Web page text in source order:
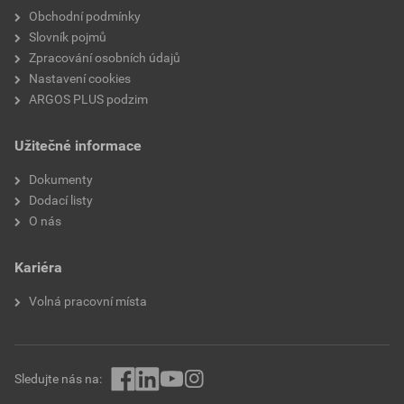
Obchodní podmínky
Slovník pojmů
Zpracování osobních údajů
Nastavení cookies
ARGOS PLUS podzim
Užitečné informace
Dokumenty
Dodací listy
O nás
Kariéra
Volná pracovní místa
Sledujte nás na: